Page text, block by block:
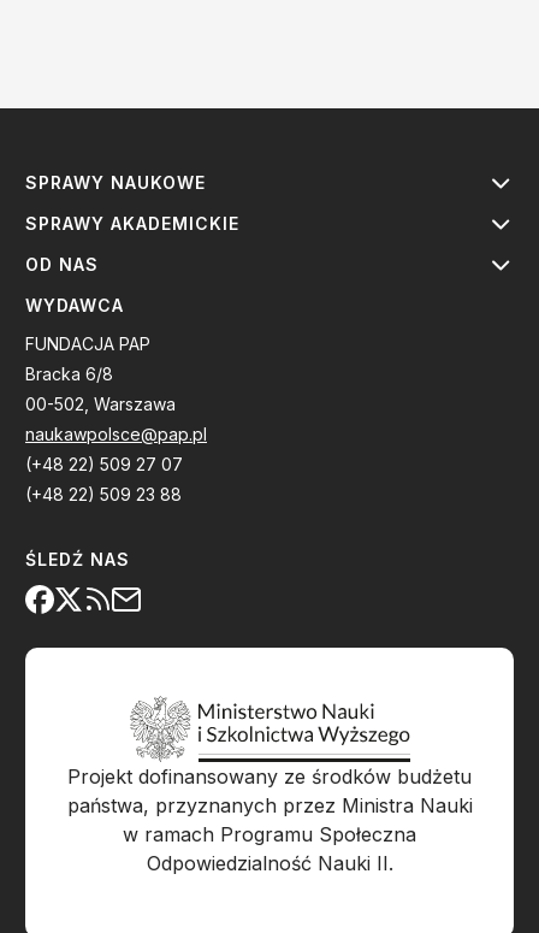
SPRAWY NAUKOWE
SPRAWY AKADEMICKIE
OD NAS
WYDAWCA
FUNDACJA PAP
Bracka 6/8
00-502, Warszawa
naukawpolsce@pap.pl
(+48 22) 509 27 07
(+48 22) 509 23 88
ŚLEDŹ NAS
Projekt dofinansowany ze środków budżetu
państwa, przyznanych przez Ministra Nauki
w ramach Programu Społeczna
Odpowiedzialność Nauki II.